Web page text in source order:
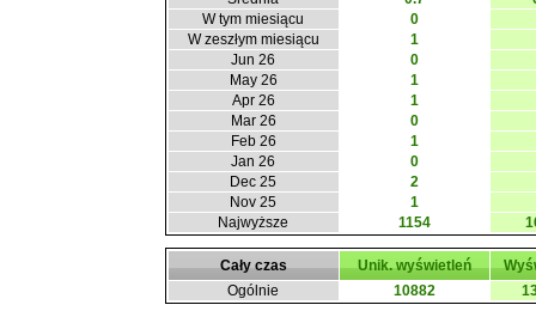
W tym miesiącu
0
W zeszłym miesiącu
1
Jun 26
0
May 26
1
Apr 26
1
Mar 26
0
Feb 26
1
Jan 26
0
Dec 25
2
Nov 25
1
Najwyższe
1154
Cały czas Unik. wyświetleń
Ogólnie
10882